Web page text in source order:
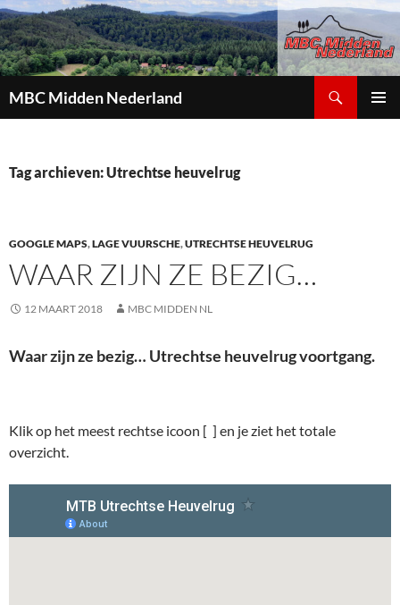
MBC Midden Nederland
INHOUD
Tag archieven: Utrechtse heuvelrug
GOOGLE MAPS,LAGE VUURSCHE,UTRECHTSE HEUVELRUG
WAAR ZIJN ZE BEZIG…
12 MAART 2018 MBC MIDDEN NL
Waar zijn ze bezig… Utrechtse heuvelrug voortgang.
Klik op het meest rechtse icoon [ ] en je ziet het totale
overzicht.